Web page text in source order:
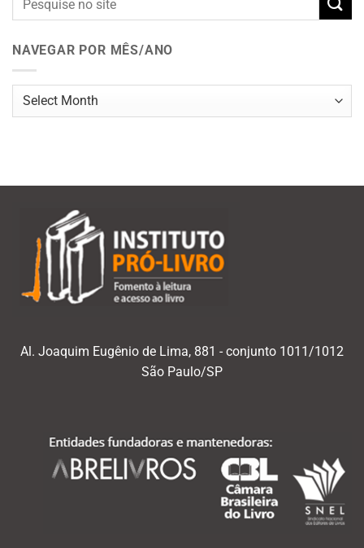
NAVEGAR POR MÊS/ANO
Navegar
Al. Joaquim Eugênio de Lima, 881 - conjunto 1011/1012
São Paulo/SP